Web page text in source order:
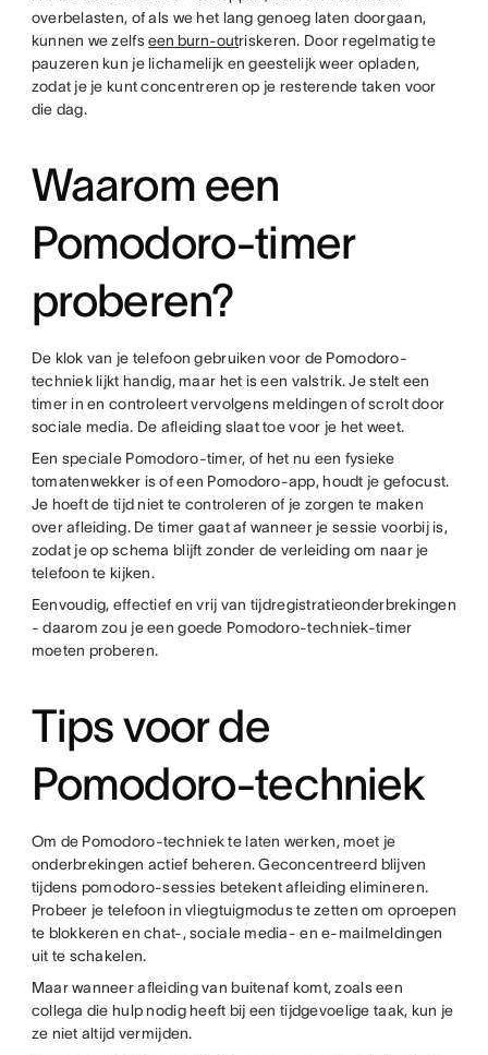
overbelasten, of als we het lang genoeg laten doorgaan,
kunnen we zelfseen burn-outriskeren. Door regelmatig te
pauzeren kun je lichamelijk en geestelijk weer opladen,
zodat je je kunt concentreren op je resterende taken voor
die dag.
Waarom een
Pomodoro-timer
proberen?
De klok van je telefoon gebruiken voor de Pomodoro-
techniek lijkt handig, maar het is een valstrik. Je stelt een
timer in en controleert vervolgens meldingen of scrolt door
sociale media. De afleiding slaat toe voor je het weet.
Een speciale Pomodoro-timer, of het nu een fysieke
tomatenwekker is of een Pomodoro-app, houdt je gefocust.
Je hoeft de tijd niet te controleren of je zorgen te maken
over afleiding. De timer gaat af wanneer je sessie voorbij is,
zodat je op schema blijft zonder de verleiding om naar je
telefoon te kijken.
Eenvoudig, effectief en vrij van tijdregistratieonderbrekingen
- daarom zou je een goede Pomodoro-techniek-timer
moeten proberen.
Tips voor de
Pomodoro-techniek
Om de Pomodoro-techniek te laten werken, moet je
onderbrekingen actief beheren. Geconcentreerd blijven
tijdens pomodoro-sessies betekent afleiding elimineren.
Probeer je telefoon in vliegtuigmodus te zetten om oproepen
te blokkeren en chat-, sociale media- en e-mailmeldingen
uit te schakelen.
Maar wanneer afleiding van buitenaf komt, zoals een
collega die hulp nodig heeft bij een tijdgevoelige taak, kun je
ze niet altijd vermijden.